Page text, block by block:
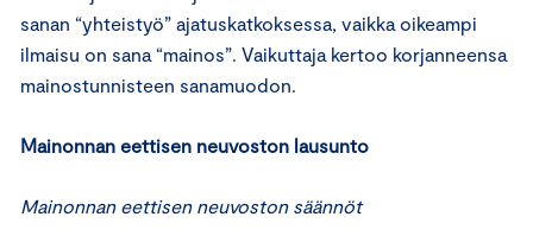
sanan “yhteistyö” ajatuskatkoksessa, vaikka oikeampi
ilmaisu on sana “mainos”. Vaikuttaja kertoo korjanneensa
mainostunnisteen sanamuodon.
Mainonnan eettisen neuvoston lausunto
Mainonnan eettisen neuvoston säännöt